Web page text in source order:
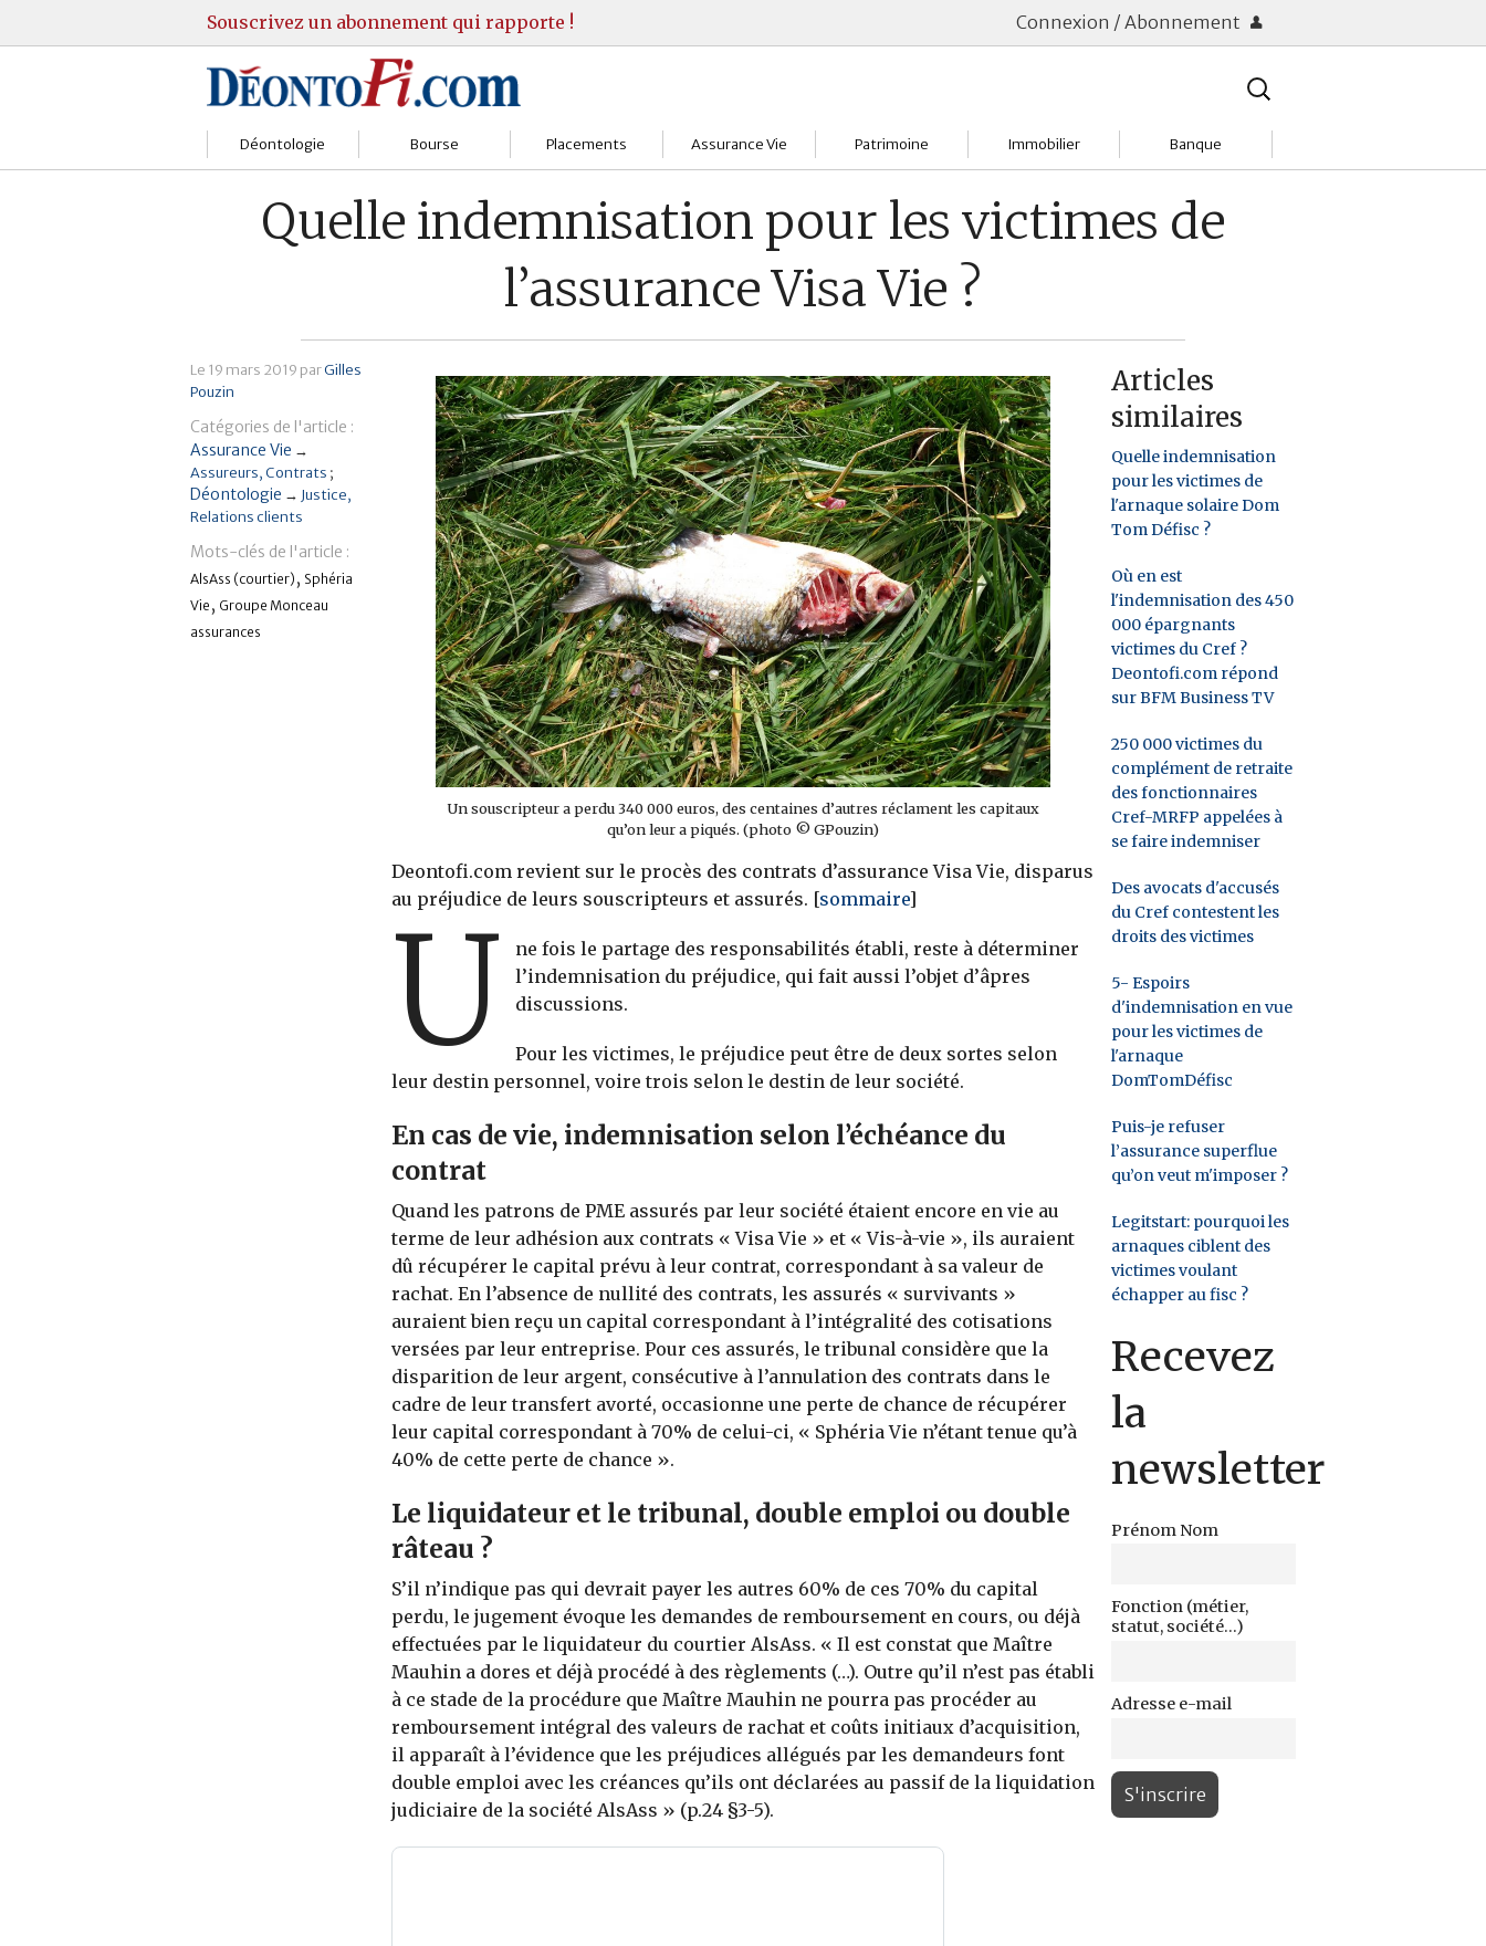
Souscrivez un abonnement qui rapporte ! Connexion / Abonnement
Rechercher
Déontologie
Gestion
Marchés
Relations clients
Réglementation
Justice
Bourse
Guide Actions
Stratégie
Marchés
Pratique et OST
Placements
Fonds d’investissments
Assurance vie
Livrets
Immobilier
Divers
Assurance Vie
Choisir
Comprendre
Contrats
Gérer
Patrimoine
Bilan Patrimoine
Conseil Gestion
Objectifs & stratégie
Retraite
Transmission
Immobilier
Acheter
Location
Tendances
Banque
Changer de banque
Comptes & Livrets
Frais bancaires
Placements & banques
Quelle indemnisation pour les victimes de
l’assurance Visa Vie ?
Le 19 mars 2019 parGilles
Pouzin
Catégories de l'article :
Assurance Vie →
Assureurs Contrats
Déontologie → Justice
Relations clients
Mots-clés de l'article :
AlsAss (courtier) , Sphéria
Vie , Groupe Monceau
assurances
Un souscripteur a perdu 340 000 euros, des centaines d’autres réclament les capitaux
qu’on leur a piqués. (photo © GPouzin)
Deontofi.com revient sur le procès des contrats d’assurance Visa Vie, disparus
au préjudice de leurs souscripteurs et assurés. [sommaire]
U
ne fois le partage des responsabilités établi, reste à déterminer
l’indemnisation du préjudice, qui fait aussi l’objet d’âpres
discussions.
Pour les victimes, le préjudice peut être de deux sortes selon
leur destin personnel, voire trois selon le destin de leur société.
En cas de vie, indemnisation selon l’échéance du
contrat
Quand les patrons de PME assurés par leur société étaient encore en vie au
terme de leur adhésion aux contrats « Visa Vie » et « Vis-à-vie », ils auraient
dû récupérer le capital prévu à leur contrat, correspondant à sa valeur de
rachat. En l’absence de nullité des contrats, les assurés « survivants »
auraient bien reçu un capital correspondant à l’intégralité des cotisations
versées par leur entreprise. Pour ces assurés, le tribunal considère que la
disparition de leur argent, consécutive à l’annulation des contrats dans le
cadre de leur transfert avorté, occasionne une perte de chance de récupérer
leur capital correspondant à 70% de celui-ci, « Sphéria Vie n’étant tenue qu’à
40% de cette perte de chance ».
Le liquidateur et le tribunal, double emploi ou double
râteau ?
S’il n’indique pas qui devrait payer les autres 60% de ces 70% du capital
perdu, le jugement évoque les demandes de remboursement en cours, ou déjà
effectuées par le liquidateur du courtier AlsAss. « Il est constat que Maître
Mauhin a dores et déjà procédé à des règlements (…). Outre qu’il n’est pas établi
à ce stade de la procédure que Maître Mauhin ne pourra pas procéder au
remboursement intégral des valeurs de rachat et coûts initiaux d’acquisition,
il apparaît à l’évidence que les préjudices allégués par les demandeurs font
double emploi avec les créances qu’ils ont déclarées au passif de la liquidation
judiciaire de la société AlsAss » (p.24 §3-5).
Articles
similaires
Quelle indemnisation
pour les victimes de
l'arnaque solaire Dom
Tom Défisc ?
Où en est
l'indemnisation des 450
000 épargnants
victimes du Cref ?
Deontofi.com répond
sur BFM Business TV
250 000 victimes du
complément de retraite
des fonctionnaires
Cref-MRFP appelées à
se faire indemniser
Des avocats d'accusés
du Cref contestent les
droits des victimes
5- Espoirs
d'indemnisation en vue
pour les victimes de
l'arnaque
DomTomDéfisc
Puis-je refuser
l’assurance superflue
qu’on veut m'imposer ?
Legitstart: pourquoi les
arnaques ciblent des
victimes voulant
échapper au fisc ?
Recevez
la
newsletter
Prénom Nom
Fonction (métier,
statut, société...)
Adresse e-mail